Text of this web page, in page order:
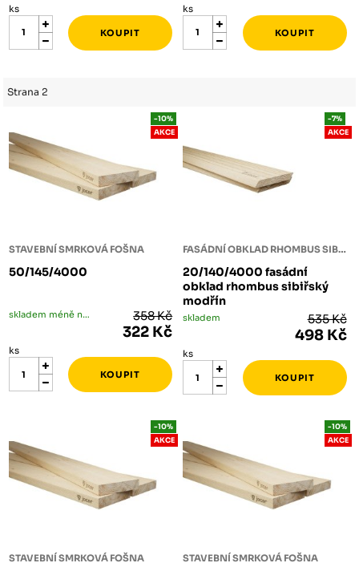
ks ks
Strana 2
STAVEBNÍ SMRKOVÁ FOŠNA
50/145/4000
-10%
AKCE
skladem méně než 5 ks 358 Kč
322 Kč
ks
FASÁDNÍ OBKLAD RHOMBUS SIBIŘSKÝ MODŘÍN
20/140/4000 fasádní
obklad rhombus sibiřský
modřín
-7%
AKCE
skladem 535 Kč
498 Kč
ks
STAVEBNÍ SMRKOVÁ FOŠNA
-10%
AKCE
STAVEBNÍ SMRKOVÁ FOŠNA
-10%
AKCE